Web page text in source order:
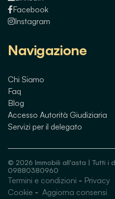
Guarda
Facebook
Instagram
Navigazione
Chi Siamo
Faq
Blog
Accesso Autorità Giudiziaria
Servizi per il delegato
© 2026 Immobili all'asta | Tutti i
09880380960
Termini e condizioni - Privacy
Cookie - Aggiorna consensi